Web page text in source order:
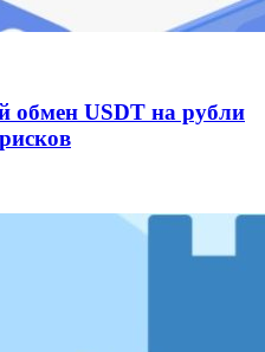
обмен USDT на рубли